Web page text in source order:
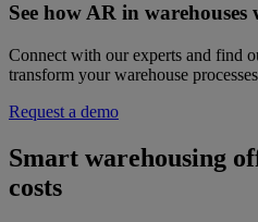
See how AR in warehouses
Connect with our experts and find
transform your warehouse
Request a demo
Smart warehousing
costs